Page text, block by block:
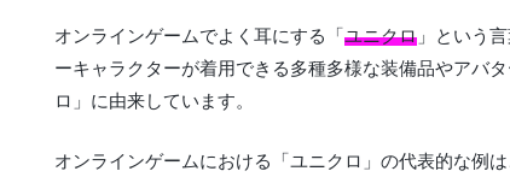
オンラインゲームでよく耳にする「ユニクロ 」という
ーキャラクターが着用できる多種多様な装備品やアバ
ロ」に由来しています。
オンラインゲームにおける「ユニクロ」の代表的な例は